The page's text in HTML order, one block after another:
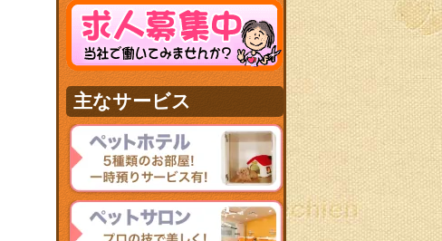
主なサービス